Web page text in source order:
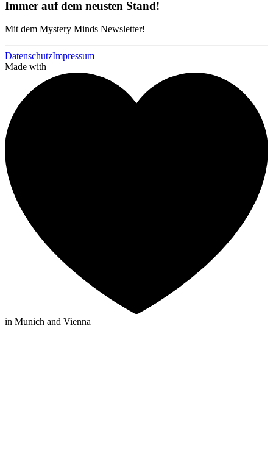
Immer auf dem neusten Stand!
Mit dem Mystery Minds Newsletter!
DatenschutzImpressum
Made with
in Munich and Vienna